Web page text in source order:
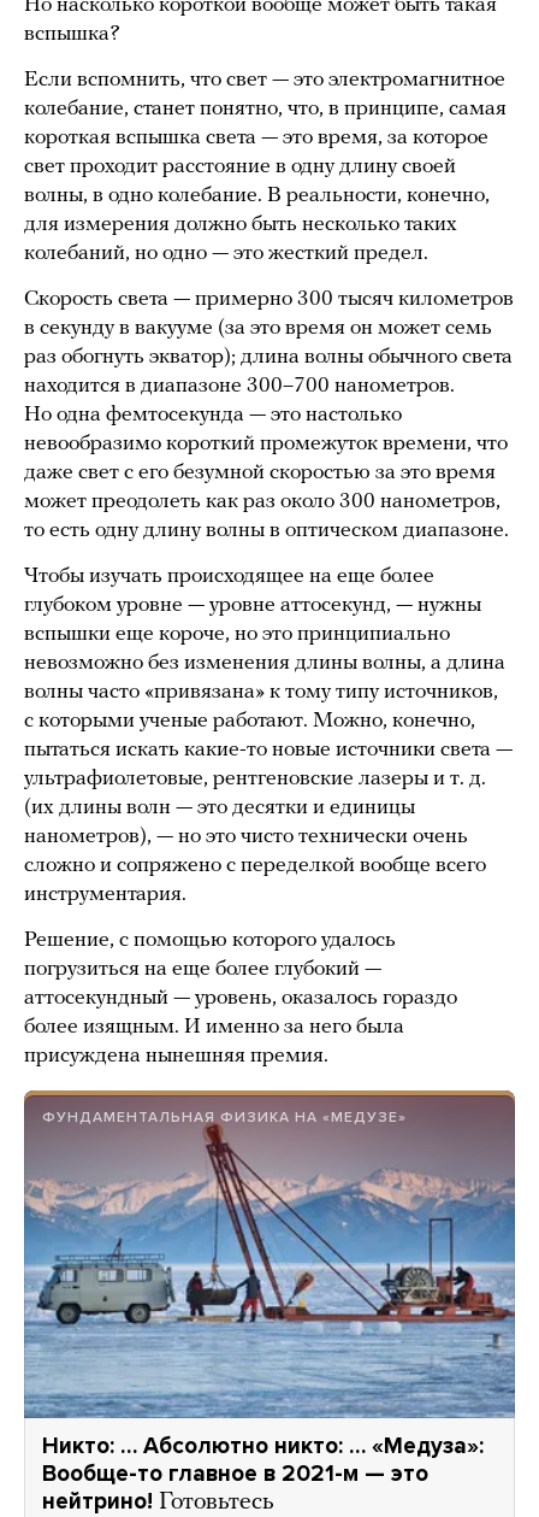
Но насколько короткой вообще может быть такая
вспышка?
Если вспомнить, что свет — это электромагнитное
колебание, станет понятно, что, в принципе, самая
короткая вспышка света — это время, за которое
свет проходит расстояние в одну длину своей
волны, в одно колебание. В реальности, конечно,
для измерения должно быть несколько таких
колебаний, но одно — это жесткий предел.
Скорость света — примерно 300 тысяч километров
в секунду в вакууме (за это время он может семь
раз обогнуть экватор); длина волны обычного света
находится в диапазоне 300–700 нанометров.
Но одна фемтосекунда — это настолько
невообразимо короткий промежуток времени, что
даже свет с его безумной скоростью за это время
может преодолеть как раз около 300 нанометров,
то есть одну длину волны в оптическом диапазоне.
Чтобы изучать происходящее на еще более
глубоком уровне — уровне аттосекунд, — нужны
вспышки еще короче, но это принципиально
невозможно без изменения длины волны, а длина
волны часто «привязана» к тому типу источников,
с которыми ученые работают. Можно, конечно,
пытаться искать какие-то новые источники света —
ультрафиолетовые, рентгеновские лазеры и т. д.
(их длины волн — это десятки и единицы
нанометров), — но это чисто технически очень
сложно и сопряжено с переделкой вообще всего
инструментария.
Решение, с помощью которого удалось
погрузиться на еще более глубокий —
аттосекундный — уровень, оказалось гораздо
более изящным. И именно за него была
присуждена нынешняя премия.
ФУНДАМЕНТАЛЬНАЯ ФИЗИКА НА «МЕДУЗЕ»
Никто: … Абсолютно никто: … «Медуза»:
Вообще-то главное в 2021-м — это
нейтрино! Готовьтесь